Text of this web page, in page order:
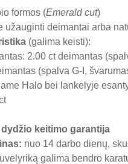
formos (Emerald cut)
užauginti deimantai arba
(galima keisti):
2.00 ct deimantas
(spalva G-I,
Halo bei lankelyje
keitimo garantija
: nuo 14 darbo dienų,
galima bendro